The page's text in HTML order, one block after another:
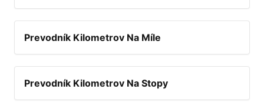
Prevodník Kilometrov Na Míle
Prevodník Kilometrov Na Stopy